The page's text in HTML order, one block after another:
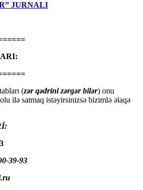
JURNALI
(zər qədrini zərgər bilər) onu
ilə satmaq istəyirsinizsə bizimlə əlaqə
39-93